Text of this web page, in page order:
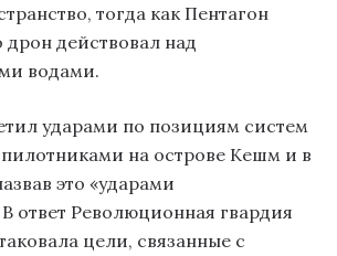
тогда как Пентагон
дрон действовал над
водами.
ударами по позициям систем
на острове Кешм и в
это «ударами
ответ Революционная гвардия
цели, связанные с